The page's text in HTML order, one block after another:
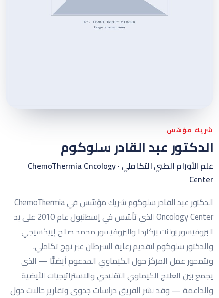
شريك مؤسّس
الدكتور عبد القادر سلوكوم
علم الأورام الطبي التكاملي · ChemoThermia Oncology
Center
الدكتور عبد القادر سلوكوم شريك مؤسّس في ChemoThermia
Oncology Center الذي تأسّس في إسطنبول عام 2010 على يد
البروفيسور بولنت بركاردا والبروفيسور محمد صالح إييكسيجي
والدكتور سلوكوم لتقديم رعاية السرطان عبر نهج تكاملي.
ويتمحور عمل المركز حول الكيماوي المدعوم أيضيًّا — الذي
يجمع بين العلاج الكيماوي التقليدي والاستراتيجيات الأيضية
والداعمة — وقد نشر الفريق دراسات جدوى وتقارير حالات حول